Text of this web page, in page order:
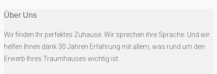
Über Uns
Wir finden Ihr perfektes Zuhause. Wir sprechen ihre Sprache. Und wir
helfen Ihnen dank 30 Jahren Erfahrung mit allem, was rund um den
Erwerb Ihres Traumhauses wichtig ist.